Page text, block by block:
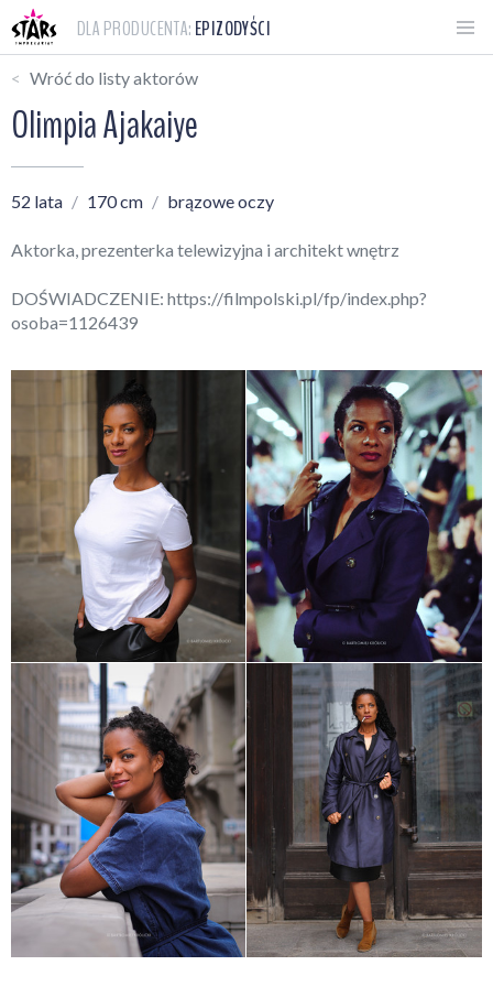
DLA PRODUCENTA: EPIZODYŚCI
Wróć do listy aktorów
Olimpia Ajakaiye
52 lata 170 cm brązowe oczy
Aktorka, prezenterka telewizyjna i architekt wnętrz
DOŚWIADCZENIE: https://filmpolski.pl/fp/index.php?
osoba=1126439